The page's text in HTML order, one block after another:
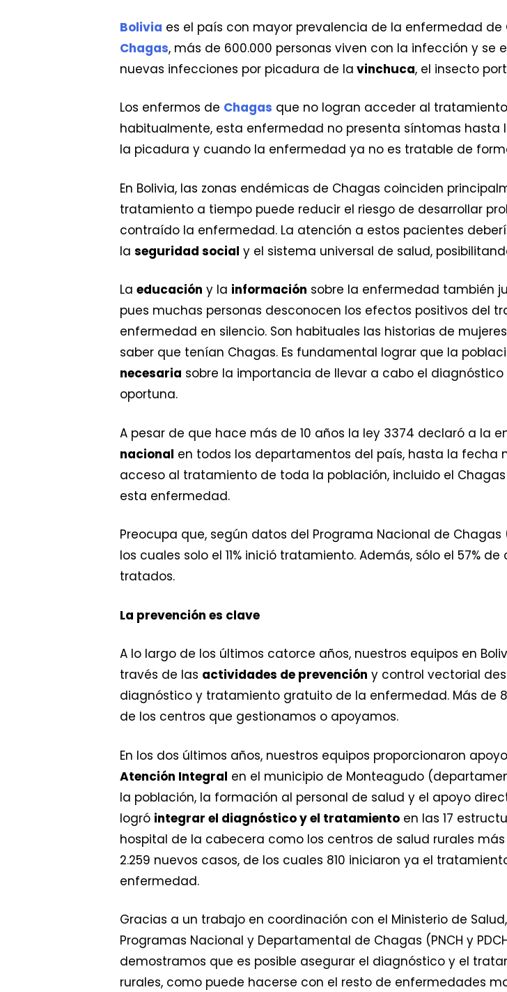
Bolivia es el país con mayor prevalencia de la enfermedad
Chagas, más de 600.000 personas viven con la infección y
nuevas infecciones por picadura de la vinchuca, el insecto
Los enfermos de Chagas que no logran acceder al
habitualmente, esta enfermedad no presenta síntomas
la picadura y cuando la enfermedad ya no es tratable de
En Bolivia, las zonas endémicas de Chagas coinciden
tratamiento a tiempo puede reducir el riesgo de desarrollar
contraído la enfermedad. La atención a estos pacientes
la seguridad social y el sistema universal de salud,
La educación y la información sobre la enfermedad también
pues muchas personas desconocen los efectos positivos del
enfermedad en silencio. Son habituales las historias de
saber que tenían Chagas. Es fundamental lograr que la
necesaria sobre la importancia de llevar a cabo el
oportuna.
A pesar de que hace más de 10 años la ley 3374 declaró a la
nacional en todos los departamentos del país, hasta la fecha
acceso al tratamiento de toda la población, incluido el
esta enfermedad.
Preocupa que, según datos del Programa Nacional de Chagas
los cuales solo el 11% inició tratamiento. Además, sólo el 57%
tratados.
La prevención es clave
A lo largo de los últimos catorce años, nuestros equipos en
través de las actividades de prevención y control vectorial
diagnóstico y tratamiento gratuito de la enfermedad. Más de
de los centros que gestionamos o apoyamos.
En los dos últimos años, nuestros equipos proporcionaron
Atención Integral en el municipio de Monteagudo
la población, la formación al personal de salud y el apoyo
logró integrar el diagnóstico y el tratamiento en las 17
hospital de la cabecera como los centros de salud rurales
2.259 nuevos casos, de los cuales 810 iniciaron ya el
enfermedad.
Gracias a un trabajo en coordinación con el Ministerio de
Programas Nacional y Departamental de Chagas (PNCH y
demostramos que es posible asegurar el diagnóstico y el
rurales, como puede hacerse con el resto de enfermedades